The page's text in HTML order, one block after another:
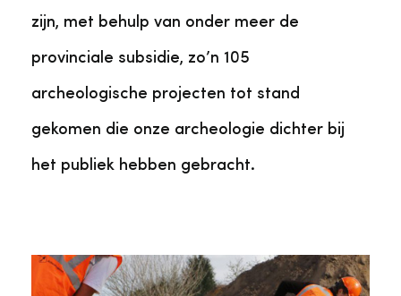
Bekijk alle diensten
zijn, met behulp van onder meer de
provinciale subsidie, zo’n 105
archeologische projecten tot stand
gekomen die onze archeologie dichter bij
het publiek hebben gebracht.